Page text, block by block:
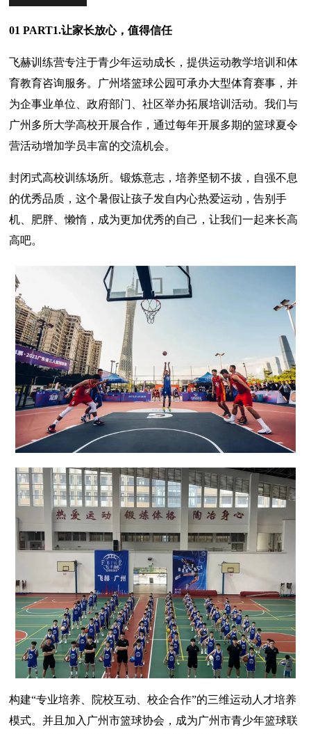
01 PART1.让家长放心，值得信任
飞赫训练营专注于青少年运动成长，提供运动教学培训和体
育教育咨询服务。广州塔篮球公园可承办大型体育赛事，并
为企事业单位、政府部门、社区举办拓展培训活动。我们与
广州多所大学高校开展合作，通过每年开展多期的篮球夏令
营活动增加学员丰富的交流机会。
封闭式高校训练场所。锻炼意志，培养坚韧不拔，自强不息
的优秀品质，这个暑假让孩子发自内心热爱运动，告别手
机、肥胖、懒惰，成为更加优秀的自己，让我们一起来长高
高吧。
构建“专业培养、院校互动、校企合作”的三维运动人才培养
模式。并且加入广州市篮球协会，成为广州市青少年篮球联